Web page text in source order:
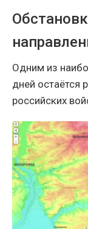
Одним из
дней остаётся
российских